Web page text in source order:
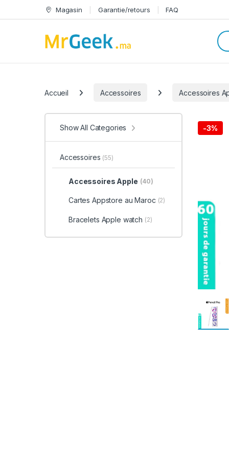
Skip to navigation
Skip to content Magasin Garantie/retours FAQ
Accueil Accessoires Accessoires
-3%
Show All Categories
Accessoires (55)
Accessoires Apple (40)
Cartes Appstore au Maroc (2)
Bracelets Apple watch (2)